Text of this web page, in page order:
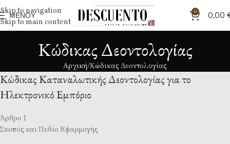
Skip to navigation
Skip to main content
ΜΕΝΟΎ 0 0,00
Κώδικας Δεοντολογίας
Αρχική Κώδικας Δεοντολογίας
Κώδικας Καταναλωτικής Δεοντολογίας για το
Ηλεκτρονικό Εμπόριο
Άρθρο 1
Σκοπός και Πεδίο Εφαρμογής